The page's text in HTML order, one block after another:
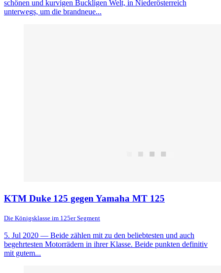
schönen und kurvigen Buckligen Welt, in Niederösterreich
unterwegs, um die brandneue...
KTM Duke 125 gegen Yamaha MT 125
Die Königsklasse im 125er Segment
5. Jul 2020 — Beide zählen mit zu den beliebtesten und auch
begehrtesten Motorrädern in ihrer Klasse. Beide punkten definitiv
mit gutem...